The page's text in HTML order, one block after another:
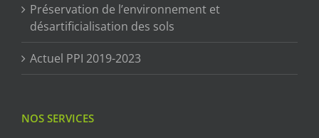
Préservation de l’environnement et
désartificialisation des sols
Actuel PPI 2019-2023
NOS SERVICES